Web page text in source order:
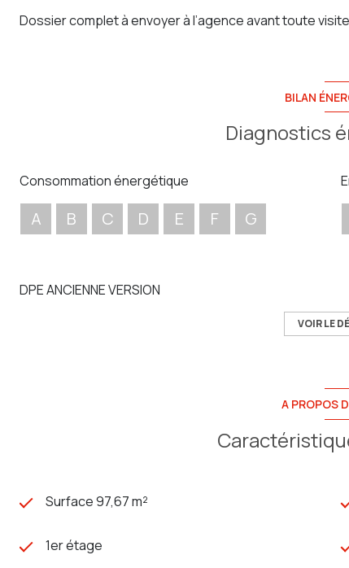
Dossier complet à envoyer à l’agence avant toute
BILAN
Diagnostics
Consommation énergétique
A B C D E F G
DPE ANCIENNE VERSION
VOIR LE
A PROPOS
Surface 97,67 m²
1er étage